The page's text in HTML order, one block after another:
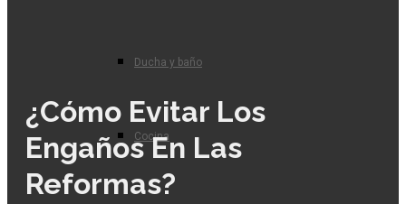
Ducha y baño
Cocina
¿Cómo Evitar Los
Engaños En Las
Reformas?